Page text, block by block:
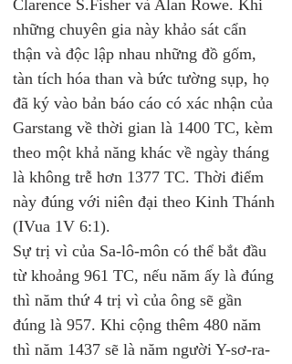
Clarence S.Fisher và Alan Rowe. Khi
những chuyên gia này khảo sát cẩn
thận và độc lập nhau những đồ gốm,
tàn tích hóa than và bức tường sụp, họ
đã ký vào bản báo cáo có xác nhận của
Garstang về thời gian là 1400 TC, kèm
theo một khả năng khác về ngày tháng
là không trễ hơn 1377 TC. Thời điểm
này đúng với niên đại theo Kinh Thánh
(IVua 1V 6:1).
Sự trị vì của Sa-lô-môn có thể bắt đầu
từ khoảng 961 TC, nếu năm ấy là đúng
thì năm thứ 4 trị vì của ông sẽ gần
đúng là 957. Khi cộng thêm 480 năm
thì năm 1437 sẽ là năm người Y-sơ-ra-